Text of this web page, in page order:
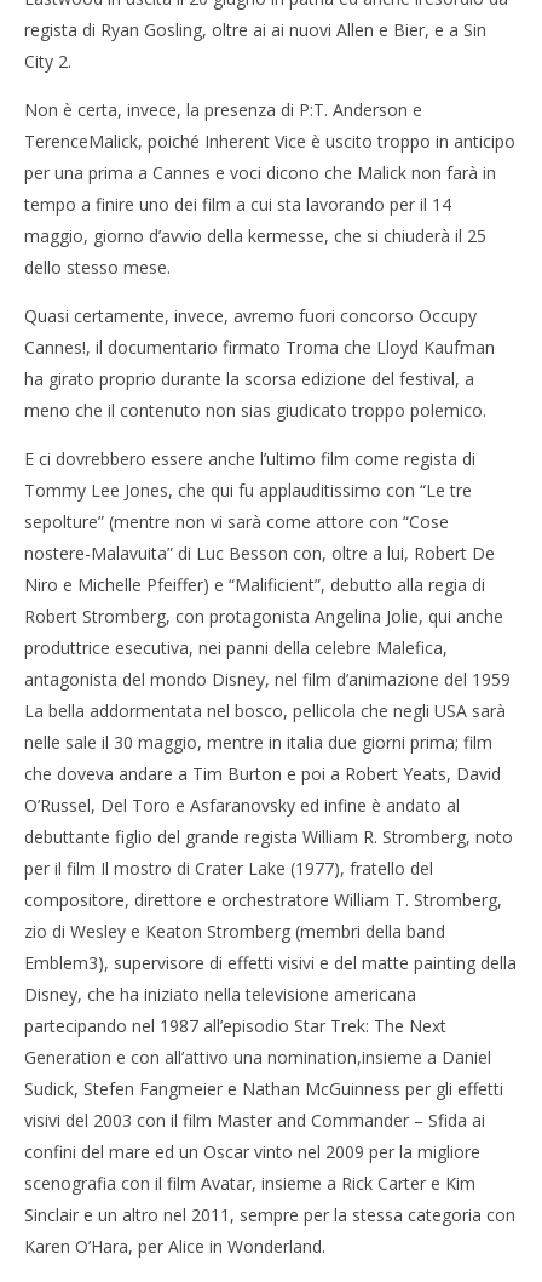
regista di Ryan Gosling, oltre ai ai nuovi Allen e Bier, e a Sin
City 2.
Non è certa, invece, la presenza di P:T. Anderson e
TerenceMalick, poiché Inherent Vice è uscito troppo in anticipo
per una prima a Cannes e voci dicono che Malick non farà in
tempo a finire uno dei film a cui sta lavorando per il 14
maggio, giorno d’avvio della kermesse, che si chiuderà il 25
dello stesso mese.
Quasi certamente, invece, avremo fuori concorso Occupy
Cannes!, il documentario firmato Troma che Lloyd Kaufman
ha girato proprio durante la scorsa edizione del festival, a
meno che il contenuto non sias giudicato troppo polemico.
E ci dovrebbero essere anche l’ultimo film come regista di
Tommy Lee Jones, che qui fu applauditissimo con “Le tre
sepolture” (mentre non vi sarà come attore con “Cose
nostere-Malavuita” di Luc Besson con, oltre a lui, Robert De
Niro e Michelle Pfeiffer) e “Malificient”, debutto alla regia di
Robert Stromberg, con protagonista Angelina Jolie, qui anche
produttrice esecutiva, nei panni della celebre Malefica,
antagonista del mondo Disney, nel film d’animazione del 1959
La bella addormentata nel bosco, pellicola che negli USA sarà
nelle sale il 30 maggio, mentre in italia due giorni prima; film
che doveva andare a Tim Burton e poi a Robert Yeats, David
O’Russel, Del Toro e Asfaranovsky ed infine è andato al
debuttante figlio del grande regista William R. Stromberg, noto
per il film Il mostro di Crater Lake (1977), fratello del
compositore, direttore e orchestratore William T. Stromberg,
zio di Wesley e Keaton Stromberg (membri della band
Emblem3), supervisore di effetti visivi e del matte painting della
Disney, che ha iniziato nella televisione americana
partecipando nel 1987 all’episodio Star Trek: The Next
Generation e con all’attivo una nomination,insieme a Daniel
Sudick, Stefen Fangmeier e Nathan McGuinness per gli effetti
visivi del 2003 con il film Master and Commander – Sfida ai
confini del mare ed un Oscar vinto nel 2009 per la migliore
scenografia con il film Avatar, insieme a Rick Carter e Kim
Sinclair e un altro nel 2011, sempre per la stessa categoria con
Karen O’Hara, per Alice in Wonderland.